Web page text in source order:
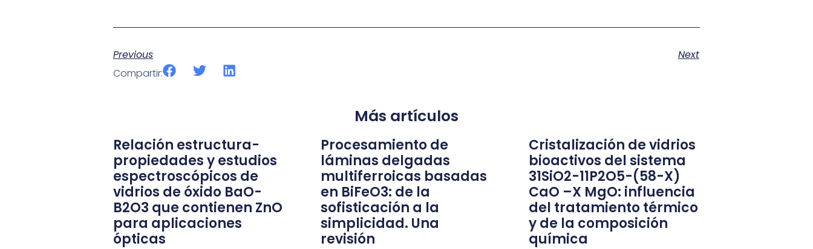
Previous
Next
Compartir:
Más artículos
Relación estructura-
propiedades y estudios
espectroscópicos de
vidrios de óxido BaO-
B2O3 que contienen ZnO
para aplicaciones
ópticas
Procesamiento de
láminas delgadas
multiferroicas basadas
en BiFeO3: de la
sofisticación a la
simplicidad. Una
revisión
Cristalización de vidrios
bioactivos del sistema
31SiO2-11P2O5-(58-X)
CaO –X MgO: influencia
del tratamiento térmico
y de la composición
química